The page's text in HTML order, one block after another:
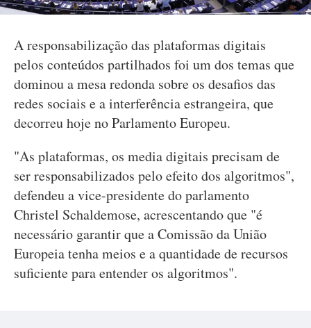
A responsabilização das plataformas digitais
pelos conteúdos partilhados foi um dos temas que
dominou a mesa redonda sobre os desafios das
redes sociais e a interferência estrangeira, que
decorreu hoje no Parlamento Europeu.
"As plataformas, os media digitais precisam de
ser responsabilizados pelo efeito dos algoritmos",
defendeu a vice-presidente do parlamento
Christel Schaldemose, acrescentando que "é
necessário garantir que a Comissão da União
Europeia tenha meios e a quantidade de recursos
suficiente para entender os algoritmos".